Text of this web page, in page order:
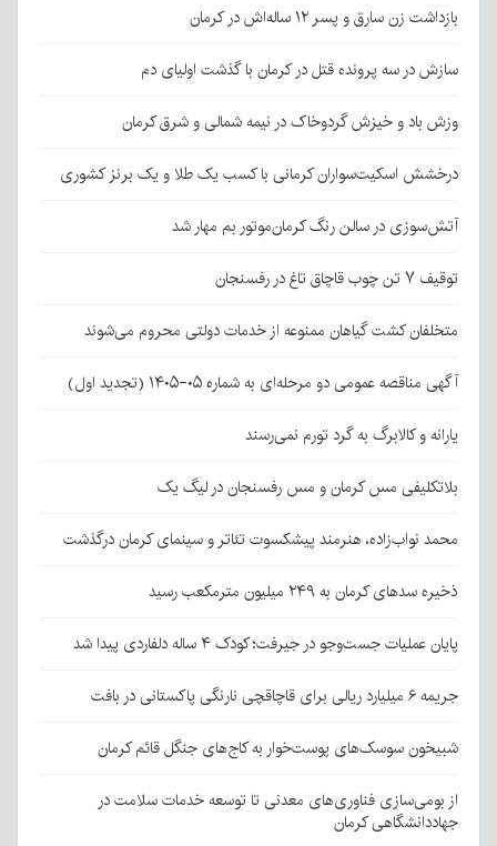
بازداشت زن سارق و پسر ۱۲ ساله‌اش در کرمان
سازش در سه پرونده قتل در کرمان با گذشت اولیای دم
وزش باد و خیزش گردوخاک در نیمه شمالی و شرق کرمان
درخشش اسکیت‌سواران کرمانی با کسب یک طلا و یک برنز کشوری
آتش‌سوزی در سالن رنگ کرمان‌موتور بم مهار شد
توقیف ۷ تن چوب قاچاق تاغ در رفسنجان
متخلفان کشت گیاهان ممنوعه از خدمات دولتی محروم می‌شوند
آگهی مناقصه عمومی دو مرحله‌ای به شماره ۰۵-۱۴۰۵ (تجدید اول)
یارانه و کالابرگ به گرد تورم نمی‌رسند
بلاتکلیفی مس کرمان و مس رفسنجان در لیگ یک
محمد نواب‌زاده، هنرمند پیشکسوت تئاتر و سینمای کرمان درگذشت
ذخیره سدهای کرمان به ۲۴۹ میلیون مترمکعب رسید
پایان عملیات جست‌وجو در جیرفت؛ کودک ۴ ساله دلفاردی پیدا شد
جریمه ۶ میلیارد ریالی برای قاچاقچی نارنگی پاکستانی در بافت
شبیخون سوسک‌های پوست‌خوار به کاج‌های جنگل قائم کرمان
از بومی‌سازی فناوری‌های معدنی تا توسعه خدمات سلامت در
جهاددانشگاهی کرمان